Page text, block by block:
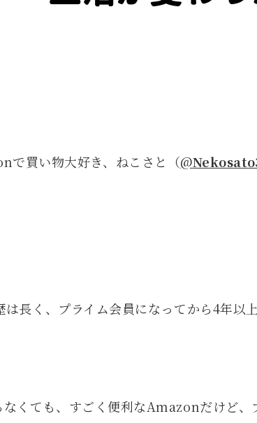
買い物大好き、ねこさと（@
長く、プライム会員になってから4年以上
なくても、すごく便利なAmazonだけど、